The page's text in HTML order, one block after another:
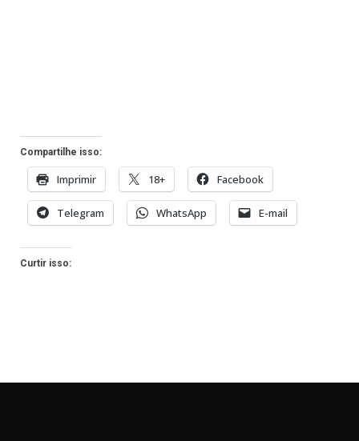
Compartilhe isso:
Imprimir 18+ Facebook
Telegram WhatsApp E-mail
Curtir isso: